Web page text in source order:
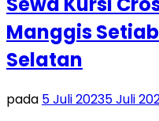
Manggis
Selatan
pada 5 Juli 20235 Juli